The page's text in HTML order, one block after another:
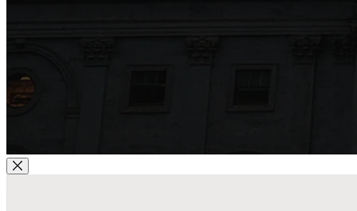
Modal schließen